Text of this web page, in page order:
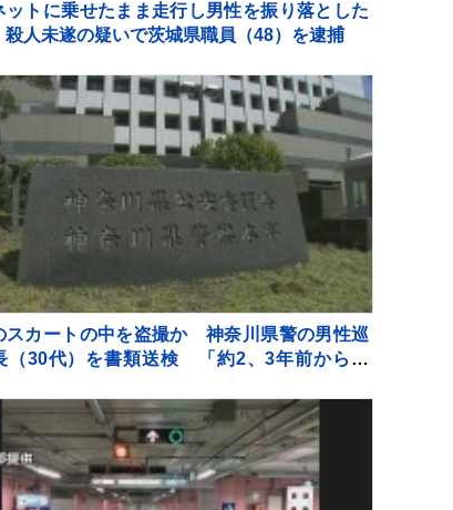
ットに乗せたまま走行し男性を振り落とした
人未遂の疑いで茨城県職員（48）を逮捕
スカートの中を盗撮か 神奈川県警の男性巡
（30代）を書類送検 「約2、3年前から盗